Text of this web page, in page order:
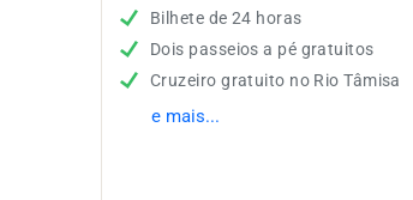
Bilhete de 24 horas
Dois passeios a pé gratuitos
Cruzeiro gratuito no Rio Tâmisa
e mais...